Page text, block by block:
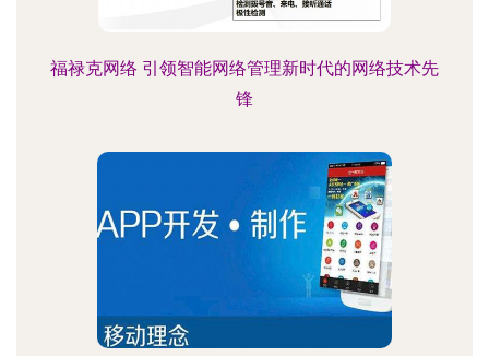
福禄克网络 引领智能网络管理新时代的网络技术先
锋